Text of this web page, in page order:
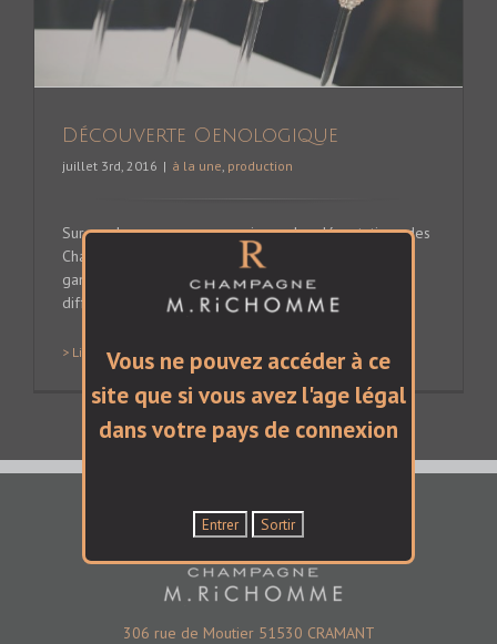
Découverte Oenologique
juillet 3rd, 2016 | à la une production
Sur rendez-vous nous organisons des dégustations des
Champagnes Richomme. Vous découvrirez toute la
gamme Champagne Richomme et les subtilités des
différents cépages.
> Lire la suite
306 rue de Moutier 51530 CRAMANT
Vous ne pouvez accéder à ce
site que si vous avez l'age légal
dans votre pays de connexion